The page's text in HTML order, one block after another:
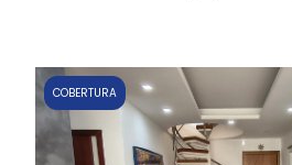
COBERTURA